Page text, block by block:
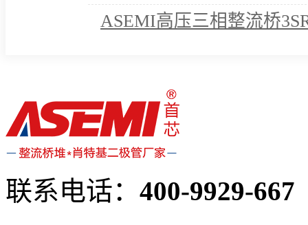
ASEMI高压三相整流桥
联系电话： 400-9929-667